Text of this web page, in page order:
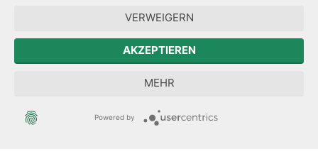
Forum Mitteleuropa
Der Sächsische Integrationsbeauftragte
Sächsische Landesbeauftragte zur Aufarbeitung der SED-
VERWEIGERN
AKZEPTIEREN
MEHR
Powered by